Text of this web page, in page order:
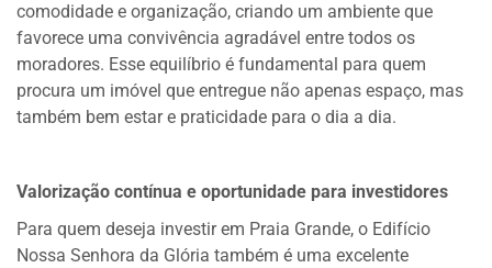
comodidade e organização, criando um ambiente que
favorece uma convivência agradável entre todos os
moradores. Esse equilíbrio é fundamental para quem
procura um imóvel que entregue não apenas espaço, mas
também bem estar e praticidade para o dia a dia.
Valorização contínua e oportunidade para investidores
Para quem deseja investir em Praia Grande, o Edifício
Nossa Senhora da Glória também é uma excelente